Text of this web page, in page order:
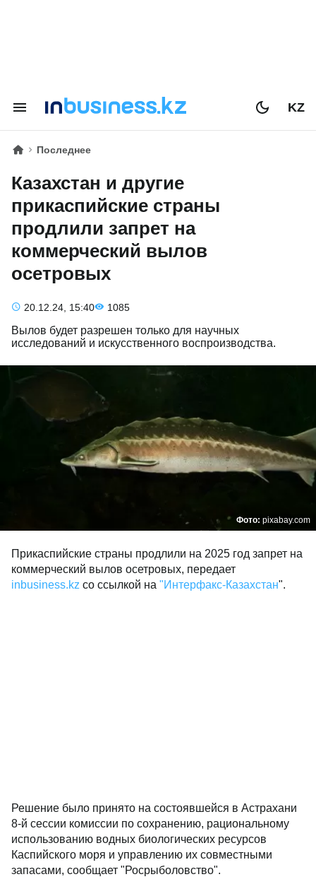
KZ
Последнее
Казахстан и другие
прикаспийские страны
продлили запрет на
коммерческий вылов
осетровых
20.12.24, 15:40 1085
Вылов будет разрешен только для научных
исследований и искусственного воспроизводства.
Фото: pixabay.com
Прикаспийские страны продлили на 2025 год запрет на
коммерческий вылов осетровых, передает
inbusiness.kz со ссылкой на "Интерфакс-Казахстан".
Решение было принято на состоявшейся в Астрахани
8-й сессии комиссии по сохранению, рациональному
использованию водных биологических ресурсов
Каспийского моря и управлению их совместными
запасами, сообщает "Росрыболовство".